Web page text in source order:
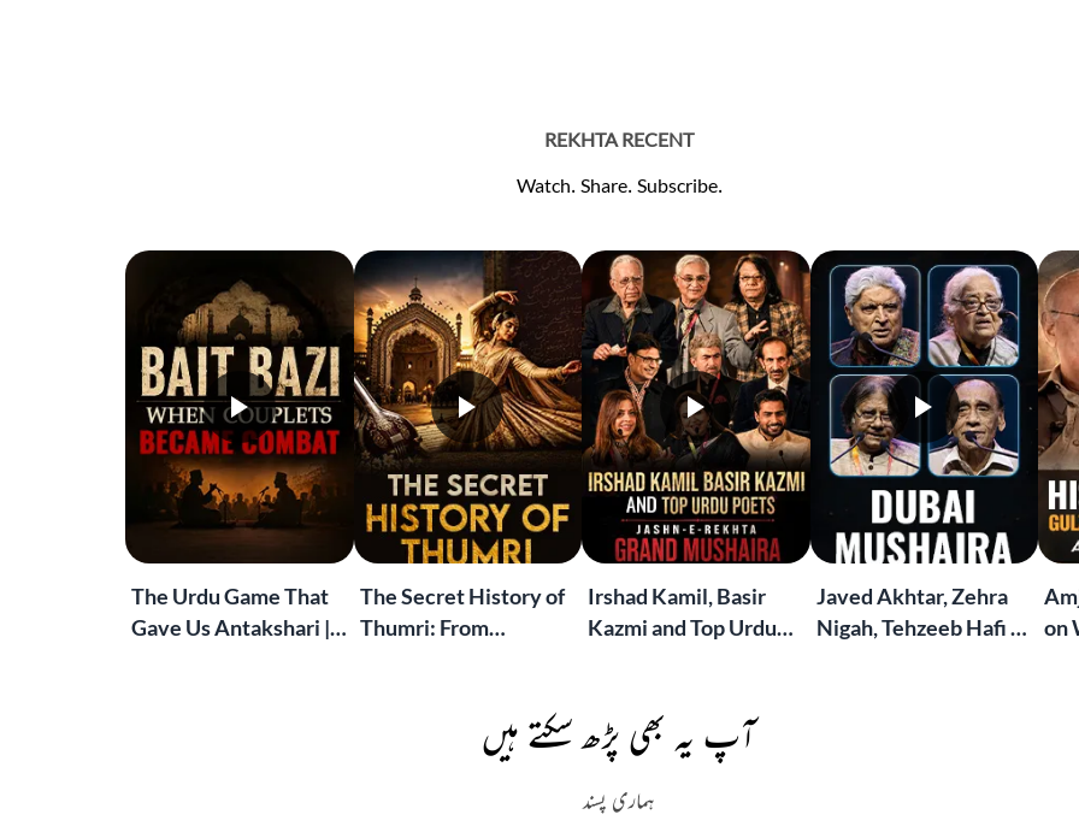
REKHTA RECENT
Watch. Share. Subscribe.
The Urdu Game That
Gave Us Antakshari |
The Secret History of
Thumri: From
Irshad Kamil, Basir
Kazmi and Top Urdu
London Grand
Mushaira
Javed Akhtar, Zehra
Nigah, Tehzeeb Hafi &
on
آپ یہ بھی پڑھ سکتے ہیں
ہماری پسند